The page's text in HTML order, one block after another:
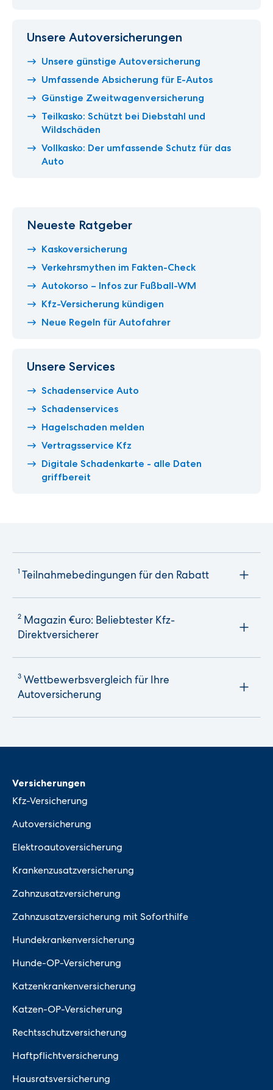
Unsere Autoversicherungen
Unsere günstige Autoversicherung
Umfassende Absicherung für E-Autos
Günstige Zweitwagenversicherung
Teilkasko: Schützt bei Diebstahl und
Wildschäden
Vollkasko: Der umfassende Schutz für das
Auto
Neueste Ratgeber
Kaskoversicherung
Verkehrsmythen im Fakten-Check
Autokorso – Infos zur Fußball-WM
Kfz-Versicherung kündigen
Neue Regeln für Autofahrer
Unsere Services
Schadenservice Auto
Schadenservices
Hagelschaden melden
Vertragsservice Kfz
Digitale Schadenkarte - alle Daten
griffbereit
1 Teilnahmebedingungen für den Rabatt
2 Magazin €uro: Beliebtester Kfz-
Direktversicherer
3 Wettbewerbsvergleich für Ihre
Autoversicherung
Versicherungen
Kfz-Versicherung
Autoversicherung
Elektroautoversicherung
Krankenzusatzversicherung
Zahnzusatzversicherung
Zahnzusatzversicherung mit Soforthilfe
Hundekrankenversicherung
Hunde-OP-Versicherung
Katzenkrankenversicherung
Katzen-OP-Versicherung
Rechtsschutzversicherung
Haftpflichtversicherung
Hausratsversicherung